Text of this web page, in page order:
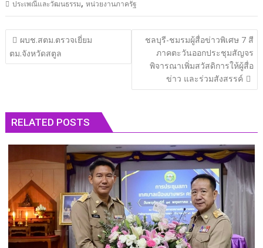
ประเพณีและวัฒนธรรม,หน่วยงานภาครัฐ
แนะแนว
เรื่อง
ผบช.สตม.ตรวจเยี่ยม
ตม.จังหวัดสตูล
ชลบุรี-ชมรมผู้สื่อข่าวพิเศษ 7 สี
ภาคตะวันออกประชุมสัญจร
พิจารณาเพิ่มสวัสดิการให้ผู้สื่อ
ข่าว และร่วมสังสรรค์
RELATED POSTS